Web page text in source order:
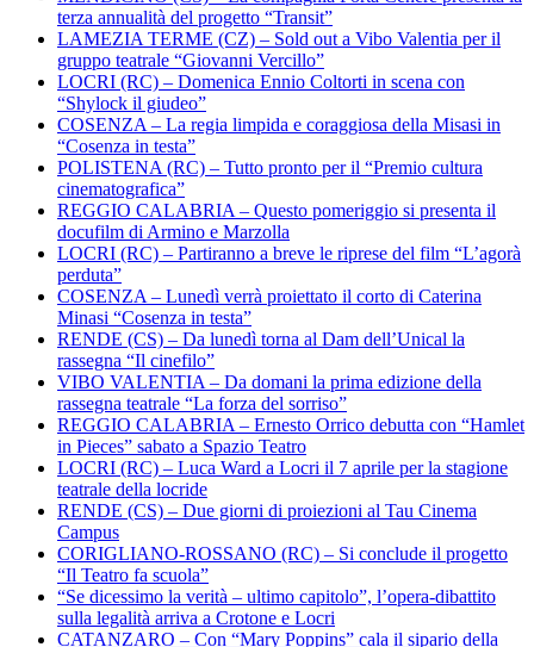
terza annualità del progetto “Transit”
LAMEZIA TERME (CZ) – Sold out a Vibo Valentia per il
gruppo teatrale “Giovanni Vercillo”
LOCRI (RC) – Domenica Ennio Coltorti in scena con
“Shylock il giudeo”
COSENZA – La regia limpida e coraggiosa della Misasi in
“Cosenza in testa”
POLISTENA (RC) – Tutto pronto per il “Premio cultura
cinematografica”
REGGIO CALABRIA – Questo pomeriggio si presenta il
docufilm di Armino e Marzolla
LOCRI (RC) – Partiranno a breve le riprese del film “L’agorà
perduta”
COSENZA – Lunedì verrà proiettato il corto di Caterina
Minasi “Cosenza in testa”
RENDE (CS) – Da lunedì torna al Dam dell’Unical la
rassegna “Il cinefilo”
VIBO VALENTIA – Da domani la prima edizione della
rassegna teatrale “La forza del sorriso”
REGGIO CALABRIA – Ernesto Orrico debutta con “Hamlet
in Pieces” sabato a Spazio Teatro
LOCRI (RC) – Luca Ward a Locri il 7 aprile per la stagione
teatrale della locride
RENDE (CS) – Due giorni di proiezioni al Tau Cinema
Campus
CORIGLIANO-ROSSANO (RC) – Si conclude il progetto
“Il Teatro fa scuola”
“Se dicessimo la verità – ultimo capitolo”, l’opera-dibattito
sulla legalità arriva a Crotone e Locri
CATANZARO – Con “Mary Poppins” cala il sipario della